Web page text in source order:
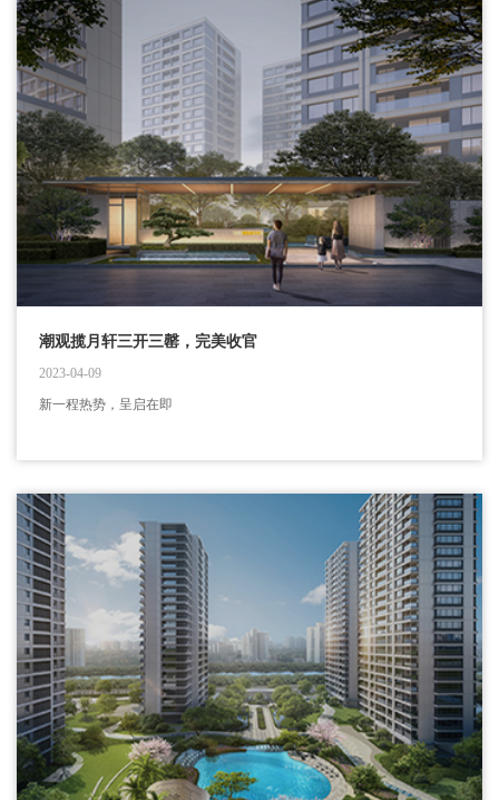
潮观揽月轩三开三罄，完美收官
2023-04-09
新一程热势，呈启在即